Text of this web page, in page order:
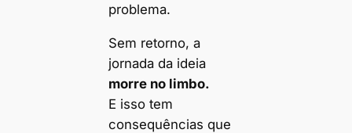
problema.
Sem retorno, a
jornada da ideia
morre no limbo.
E isso tem
consequências que